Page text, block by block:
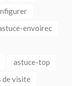
envoirec
astuce-top
de visite